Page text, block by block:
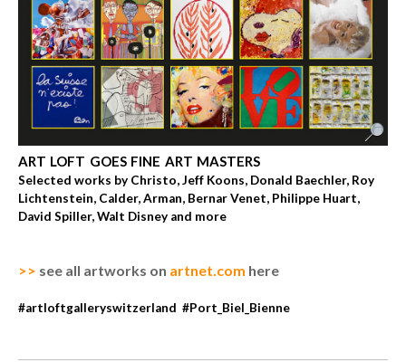
ART LOFT GOES FINE ART MASTERS
Selected works by Christo, Jeff Koons, Donald Baechler, Roy
Lichtenstein, Calder, Arman, Bernar Venet, Philippe Huart,
David Spiller, Walt Disney and more
>> see all artworks on artnet.com here
#artloftgalleryswitzerland #Port_Biel_Bienne